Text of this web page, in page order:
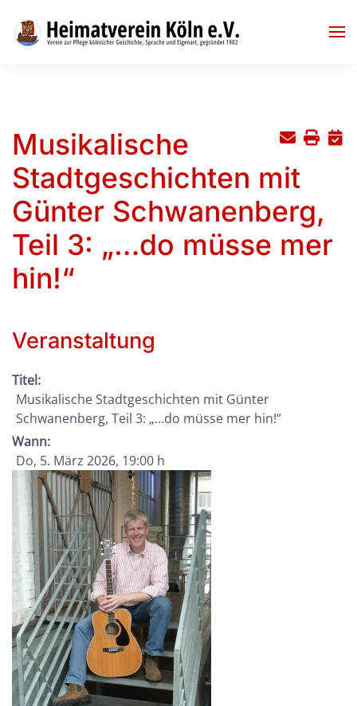
Skip to main content
Musikalische
Stadtgeschichten mit
Günter Schwanenberg,
Teil 3: „…do müsse mer
hin!“
Veranstaltung
Titel:
Musikalische Stadtgeschichten mit Günter
Schwanenberg, Teil 3: „…do müsse mer hin!“
Wann:
Do, 5. März 2026, 19:00 h